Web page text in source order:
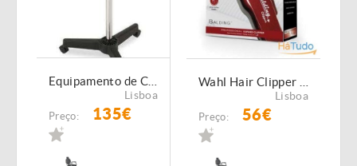
Lisboa
Preço: 135€
Lisboa
Preço: 56€